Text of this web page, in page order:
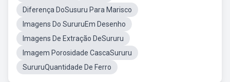
Diferença DoSusuru Para Marisco
Imagens Do SururuEm Desenho
Imagens De Extração DeSururu
Imagem Porosidade CascaSururu
SururuQuantidade De Ferro